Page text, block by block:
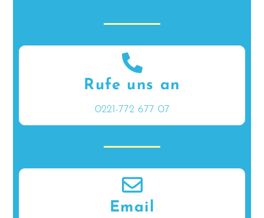
Rufe uns an
0221-772 677 07
Email